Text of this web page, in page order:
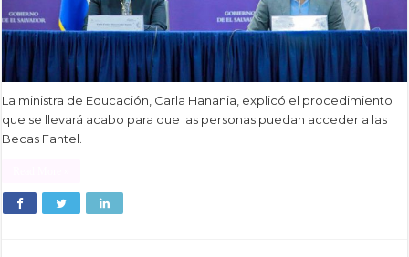
La ministra de Educación, Carla Hanania, explicó el procedimiento
que se llevará acabo para que las personas puedan acceder a las
Becas Fantel.